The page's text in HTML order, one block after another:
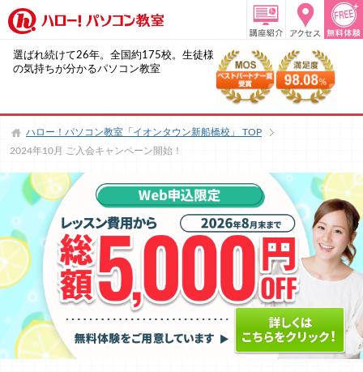
選ばれ続けて26年。全国約175校。生徒様
の気持ちが分かるパソコン教室
ハロー！パソコン教室「イオンタウン新船橋校」
TOP
2024年10月 ご入会キャンペーン開始！